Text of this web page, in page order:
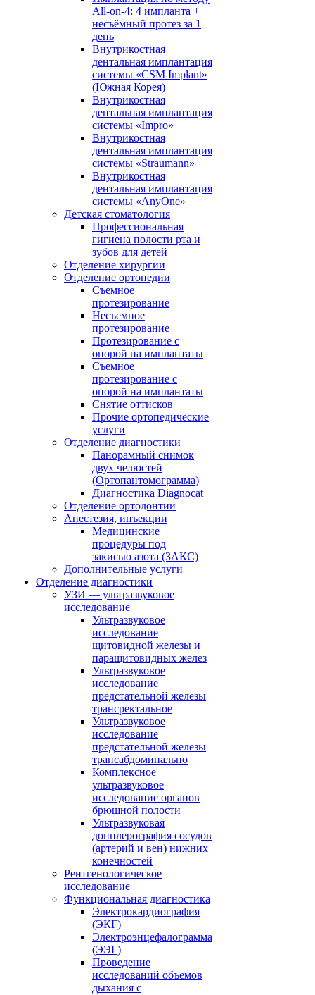
All-on-4: 4 импланта +
несъёмный протез за 1
день
Внутрикостная
дентальная имплантация
системы «CSM Implant»
(Южная Корея)
Внутрикостная
дентальная имплантация
системы «Impro»
Внутрикостная
дентальная имплантация
системы «Straumann»
Внутрикостная
дентальная имплантация
системы «AnyOne»
Детская стоматология
Профессиональная
гигиена полости рта и
зубов для детей
Отделение хирургии
Отделение ортопедии
Съемное
протезирование
Несъемное
протезирование
Протезирование с
опорой на имплантаты
Съемное
протезирование с
опорой на имплантаты
Снятие оттисков
Прочие ортопедические
услуги
Отделение диагностики
Панорамный снимок
двух челюстей
(Ортопантомограмма)
Диагностика Diagnocat
Отделение ортодонтии
Анестезия, инъекции
Медицинские
процедуры под
закисью азота (ЗАКС)
Дополнительные услуги
Отделение диагностики
УЗИ — ультразвуковое
исследование
Ультразвуковое
исследование
щитовидной железы и
паращитовидных желез
Ультразвуковое
исследование
предстательной железы
трансректальное
Ультразвуковое
исследование
предстательной железы
трансабдоминально
Комплексное
ультразвуковое
исследование органов
брюшной полости
Ультразвуковая
допплерография сосудов
(артерий и вен) нижних
конечностей
Рентгенологическое
исследование
Функциональная диагностика
Электрокардиография
(ЭКГ)
Электроэнцефалограмма
(ЭЭГ)
Проведение
исследований объемов
дыхания с